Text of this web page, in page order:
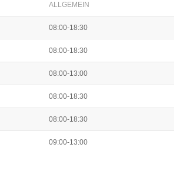
ALLGEMEIN
08:00-18:30
08:00-18:30
08:00-13:00
08:00-18:30
08:00-18:30
09:00-13:00